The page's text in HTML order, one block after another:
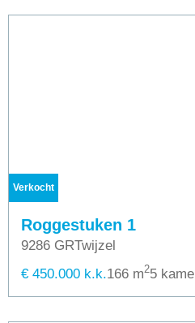
Verkocht
Roggestuken 1
9286 GRTwijzel
€ 450.000 k.k.166 m25